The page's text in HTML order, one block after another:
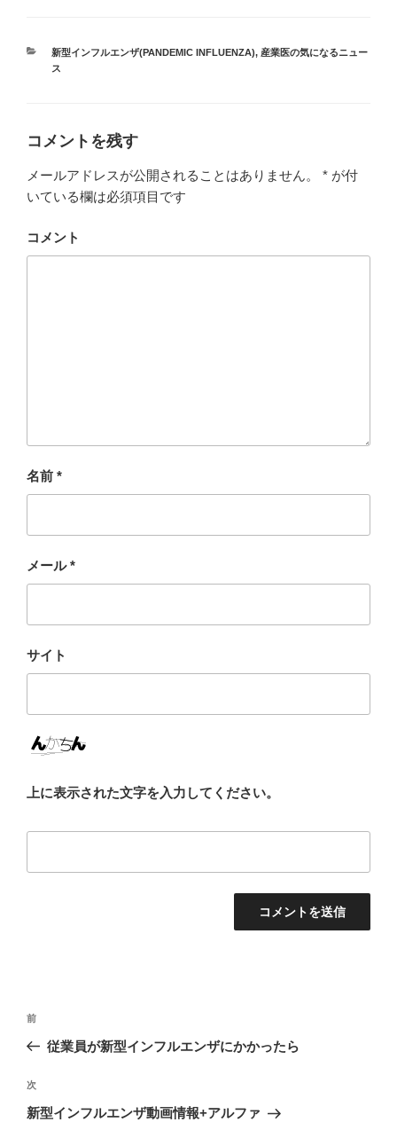
カ
テ
新型インフルエンザ(PANDEMIC INFLUENZA), 産業医の気になるニュー
ス
コメントを残す
メールアドレスが公開されることはありません。 * が付
いている欄は必須項目です
コメント
名前 *
メール*
サイト
上に表示された文字を入力してください。
投
ビ
ゲ
過
去
投
稿
前
従業員が新型インフルエンザにかかったら
次
の
次
新型インフルエンザ動画情報+アルファ